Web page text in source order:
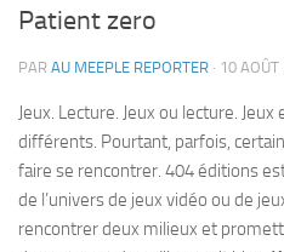
Patient zero
PAR AU MEEPLE REPORTER · 10
Jeux. Lecture. Jeux ou lecture.
différents. Pourtant, parfois,
faire se rencontrer. 404 éditions
de l’univers de jeux vidéo ou de
rencontrer deux milieux et